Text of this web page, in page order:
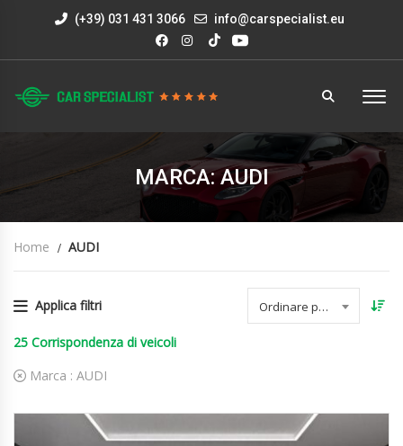
(+39) 031 431 3066 info@carspecialist.eu
MARCA: AUDI
Home AUDI
Applica filtri Ordinare per data
25 Corrispondenza di veicoli
Marca : AUDI